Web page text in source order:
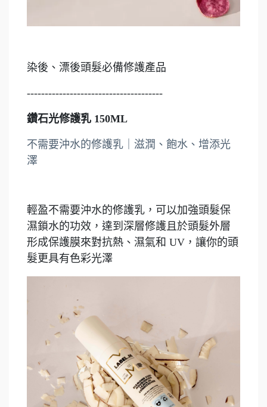
染後、漂後頭髮必備修護產品
--------------------------------------
鑽石光修護乳 150ML
不需要沖水的修護乳｜滋潤、飽水、增添光
澤
輕盈不需要沖水的修護乳，可以加強頭髮保
濕鎖水的功效，達到深層修護且於頭髮外層
形成保護膜來對抗熱、濕氣和 UV，讓你的頭
髮更具有色彩光澤